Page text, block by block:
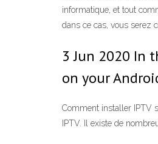
informatique, et tout
dans ce cas, vous serez
3 Jun 2020 In
on your
Comment installer IPTV
IPTV. Il existe de